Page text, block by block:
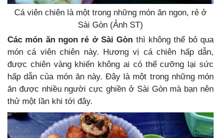
Cá viên chiên là một trong những món ăn ngon, rẻ ở
Sài Gòn (Ảnh ST)
Các món ăn ngon rẻ ở Sài Gòn thì không thể bỏ qua
món cá viên chiên này. Hương vị cá chiên hấp dẫn,
được chiên vàng khiến không ai có thể cưỡng lại sức
hấp dẫn của món ăn này. Đây là một trong những món
ăn được nhiều người cực ghiền ở Sài Gòn mà bạn nên
thử một lần khi tới đây.